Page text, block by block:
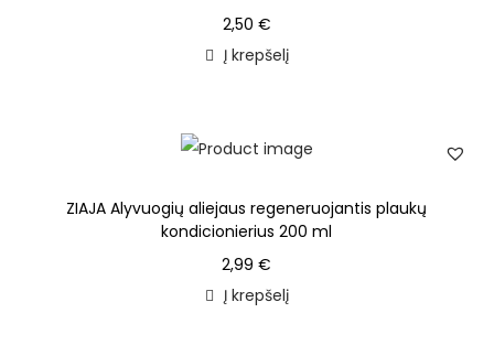
2,50 €
Į krepšelį
ZIAJA Alyvuogių aliejaus regeneruojantis plaukų
kondicionierius 200 ml
2,99€
Į krepšelį